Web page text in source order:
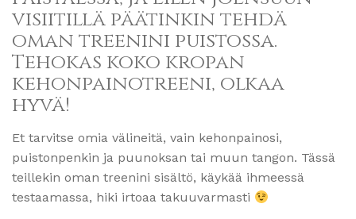
visiitillä päätinkin tehdä
oman treenini puistossa.
Tehokas koko kropan
kehonpainotreeni, olkaa
hyvä!
Et tarvitse omia välineitä, vain kehonpainosi,
puistonpenkin ja puunoksan tai muun tangon. Tässä
teillekin oman treenini sisältö, käykää ihmeessä
testaamassa, hiki irtoaa takuuvarmasti